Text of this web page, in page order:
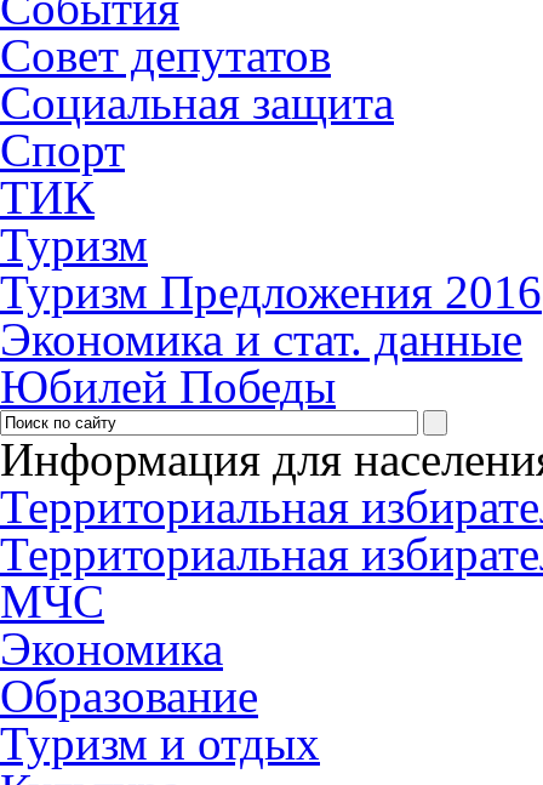
Совет депутатов
Социальная защита
Спорт
ТИК
Туризм
Туризм Предложения 2016
Экономика и стат. данные
Юбилей Победы
Информация для
Территориальная
Территориальная
МЧС
Экономика
Образование
Туризм и отдых